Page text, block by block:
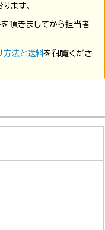
ます。
頂きましてから担当者
方法と送料を御覧くださ